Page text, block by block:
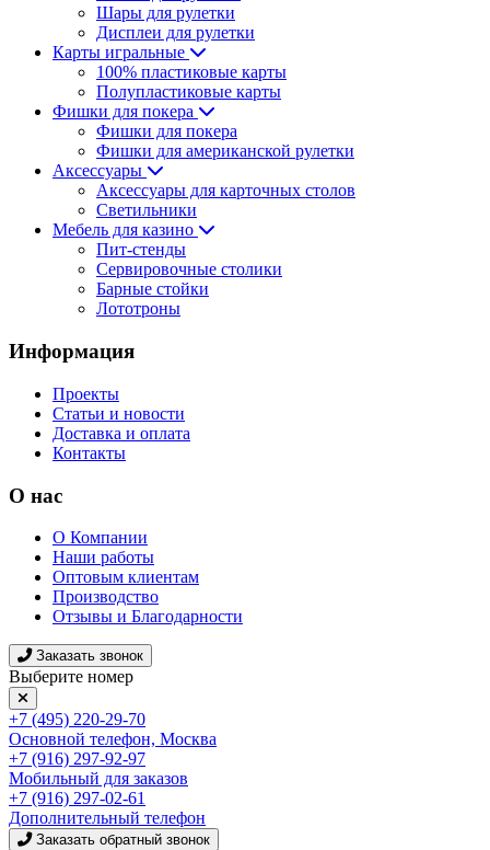
Шары для рулетки
Дисплеи для рулетки
Карты игральные
100% пластиковые карты
Полупластиковые карты
Фишки для покера
Фишки для покера
Фишки для американской рулетки
Аксессуары
Аксессуары для карточных столов
Светильники
Мебель для казино
Пит-стенды
Сервировочные столики
Барные стойки
Лототроны
Информация
Проекты
Статьи и новости
Доставка и оплата
Контакты
О нас
О Компании
Наши работы
Оптовым клиентам
Производство
Отзывы и Благодарности
Заказать звонок
Выберите номер
+7 (495) 220-29-70
Основной телефон, Москва
+7 (916) 297-92-97
Мобильный для заказов
+7 (916) 297-02-61
Дополнительный телефон
Заказать обратный звонок